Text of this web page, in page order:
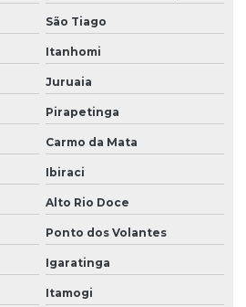
São Tiago
Itanhomi
Juruaia
Pirapetinga
Carmo da Mata
Ibiraci
Alto Rio Doce
Ponto dos Volantes
Igaratinga
Itamogi